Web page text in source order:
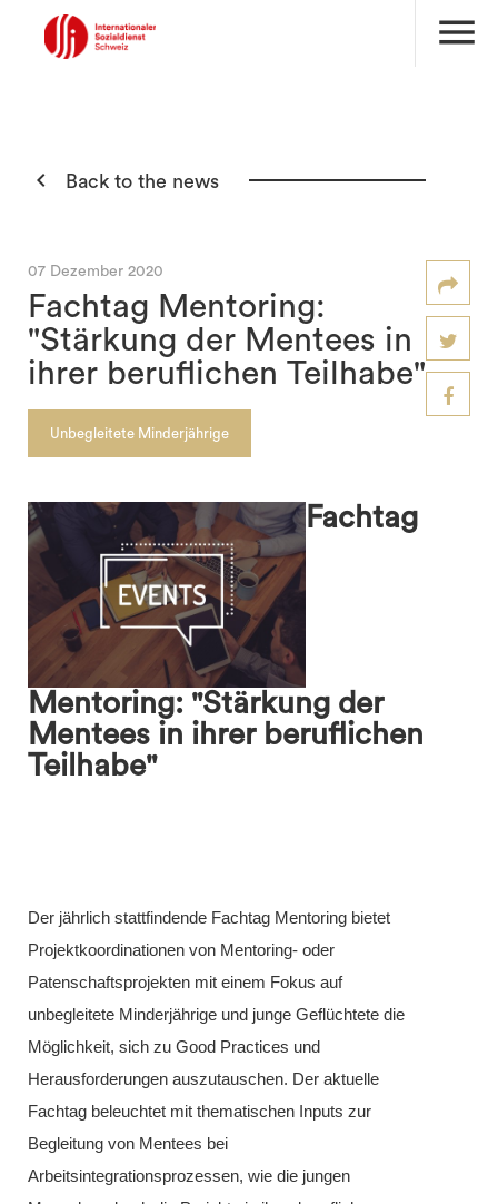
menu
 Back to the news
07 Dezember 2020
Fachtag Mentoring:
"Stärkung der Mentees in
ihrer beruflichen Teilhabe"
Unbegleitete Minderjährige
Fachtag
Mentoring: "Stärkung der
Mentees in ihrer beruflichen
Teilhabe"
Der jährlich stattfindende Fachtag Mentoring bietet
Projektkoordinationen von Mentoring- oder
Patenschaftsprojekten mit einem Fokus auf
unbegleitete Minderjährige und junge Geflüchtete die
Möglichkeit, sich zu Good Practices und
Herausforderungen auszutauschen. Der aktuelle
Fachtag beleuchtet mit thematischen Inputs zur
Begleitung von Mentees bei
Arbeitsintegrationsprozessen, wie die jungen